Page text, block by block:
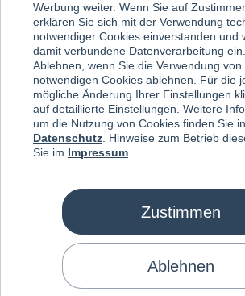
Mein Schiff FlowJacke
PRO Damen
Werbung weiter. Wenn Sie auf
erklären Sie sich mit der Verwendung
notwendiger Cookies einverstanden und
damit verbundene Datenverarbeitung
Ablehnen, wenn Sie die Verwendung
notwendigen Cookies ablehnen. Für die
mögliche Änderung Ihrer Einstellungen
auf detaillierte Einstellungen. Weitere
um die Nutzung von Cookies finden Sie
Datenschutz . Hinweise zum Betrieb
Sie im Impressum
Zustimmen
Ablehnen